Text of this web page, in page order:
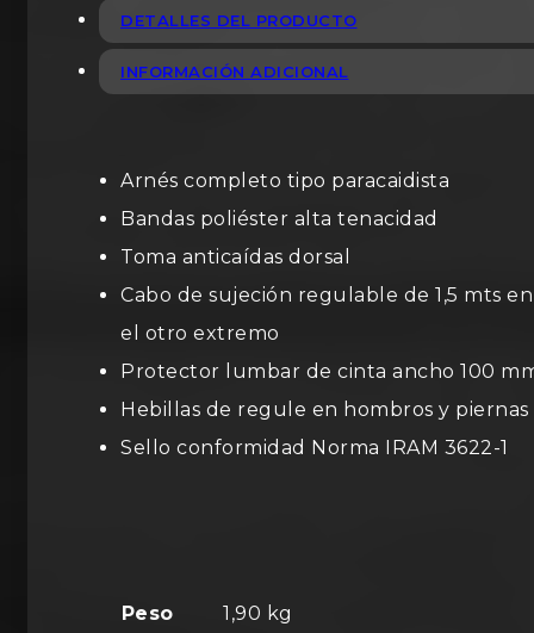
DETALLES DEL PRODUCTO
INFORMACIÓN ADICIONAL
Arnés completo tipo paracaidista
Bandas poliéster alta tenacidad
Toma anticaídas dorsal
Cabo de sujeción regulable de 1,5 mts
el otro extremo
Protector lumbar de cinta ancho 100
Hebillas de regule en hombros y piernas
Sello conformidad Norma IRAM 3622-1
Peso
1,90 kg